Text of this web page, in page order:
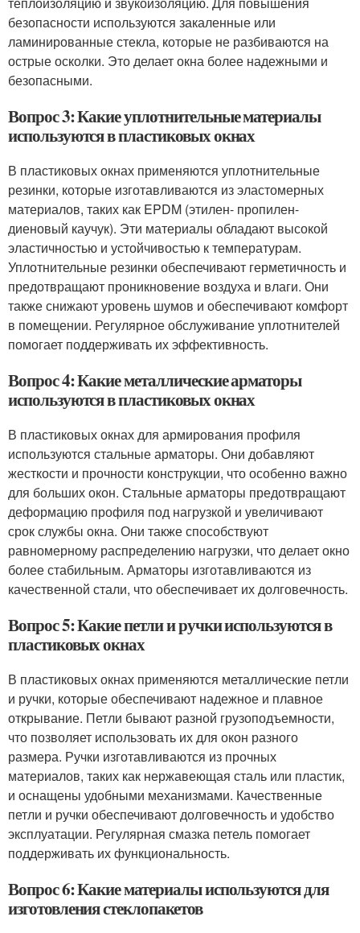
безопасности используются закаленные или
ламинированные стекла, которые не разбиваются на
острые осколки. Это делает окна более надежными и
безопасными.
Вопрос 3: Какие уплотнительные материалы
используются в пластиковых окнах
В пластиковых окнах применяются уплотнительные
резинки, которые изготавливаются из эластомерных
материалов, таких как EPDM (этилен- пропилен-
диеновый каучук). Эти материалы обладают высокой
эластичностью и устойчивостью к температурам.
Уплотнительные резинки обеспечивают герметичность и
предотвращают проникновение воздуха и влаги. Они
также снижают уровень шумов и обеспечивают комфорт
в помещении. Регулярное обслуживание уплотнителей
помогает поддерживать их эффективность.
Вопрос 4: Какие металлические арматоры
используются в пластиковых окнах
В пластиковых окнах для армирования профиля
используются стальные арматоры. Они добавляют
жесткости и прочности конструкции, что особенно важно
для больших окон. Стальные арматоры предотвращают
деформацию профиля под нагрузкой и увеличивают
срок службы окна. Они также способствуют
равномерному распределению нагрузки, что делает окно
более стабильным. Арматоры изготавливаются из
качественной стали, что обеспечивает их долговечность.
Вопрос 5: Какие петли и ручки используются в
пластиковых окнах
В пластиковых окнах применяются металлические петли
и ручки, которые обеспечивают надежное и плавное
открывание. Петли бывают разной грузоподъемности,
что позволяет использовать их для окон разного
размера. Ручки изготавливаются из прочных
материалов, таких как нержавеющая сталь или пластик,
и оснащены удобными механизмами. Качественные
петли и ручки обеспечивают долговечность и удобство
эксплуатации. Регулярная смазка петель помогает
поддерживать их функциональность.
Вопрос 6: Какие материалы используются для
изготовления стеклопакетов